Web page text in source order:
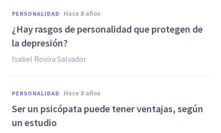
PERSONALIDAD hace 8 años
¿Hay rasgos de personalidad que protegen de
la depresión?
Isabel Rovira Salvador
PERSONALIDAD hace 8 años
Ser un psicópata puede tener ventajas, según
un estudio